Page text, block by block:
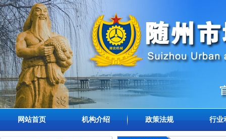
网站首页 机构介绍 政策法规 行业